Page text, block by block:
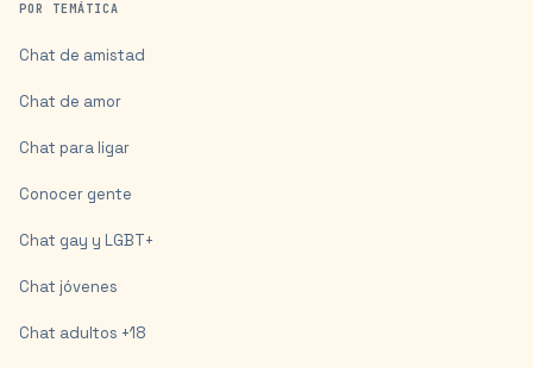
POR TEMÁTICA
Chat de amistad
Chat de amor
Chat para ligar
Conocer gente
Chat gay y LGBT+
Chat jóvenes
Chat adultos +18